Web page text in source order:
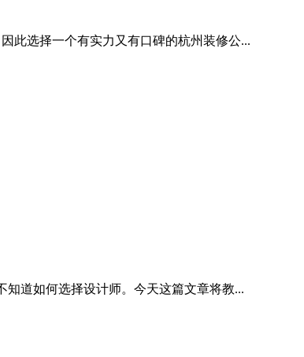
此选择一个有实力又有口碑的杭州装修公...
道如何选择设计师。今天这篇文章将教...